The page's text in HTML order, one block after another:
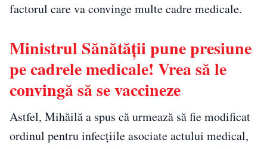
factorul care va convinge multe cadre medicale.
Ministrul Sănătății pune presiune
pe cadrele medicale! Vrea să le
convingă să se vaccineze
Astfel, Mihăilă a spus că urmează să fie modificat
ordinul pentru infecțiile asociate actului medical,